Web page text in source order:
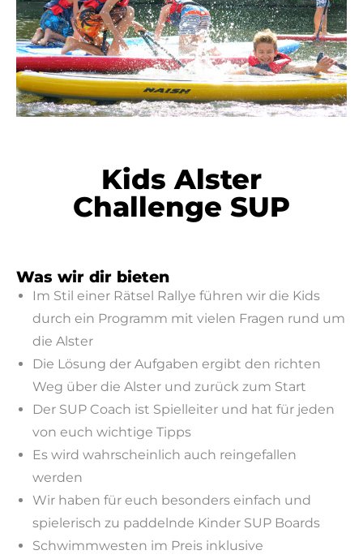
Kids Alster
Challenge SUP
Was wir dir bieten
Im Stil einer Rätsel Rallye führen wir die Kids
durch ein Programm mit vielen Fragen rund um
die Alster
Die Lösung der Aufgaben ergibt den richten
Weg über die Alster und zurück zum Start
Der SUP Coach ist Spielleiter und hat für jeden
von euch wichtige Tipps
Es wird wahrscheinlich auch reingefallen
werden
Wir haben für euch besonders einfach und
spielerisch zu paddelnde Kinder SUP Boards
Schwimmwesten im Preis inklusive